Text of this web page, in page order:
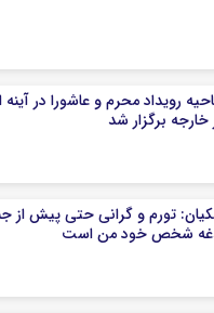
رویداد محرم و عاشورا در آینه
خارجه برگزار شد
تورم و گرانی حتی پیش از
شخص خود من است